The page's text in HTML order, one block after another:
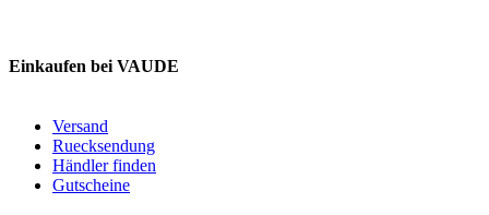
Einkaufen bei VAUDE
Versand
Ruecksendung
Händler finden
Gutscheine